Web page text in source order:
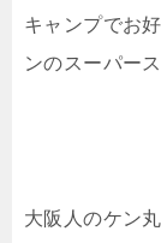
キャンプでお
ンのスーパー
大阪人のケン